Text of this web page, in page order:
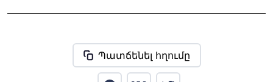
Պատճենել հղումը